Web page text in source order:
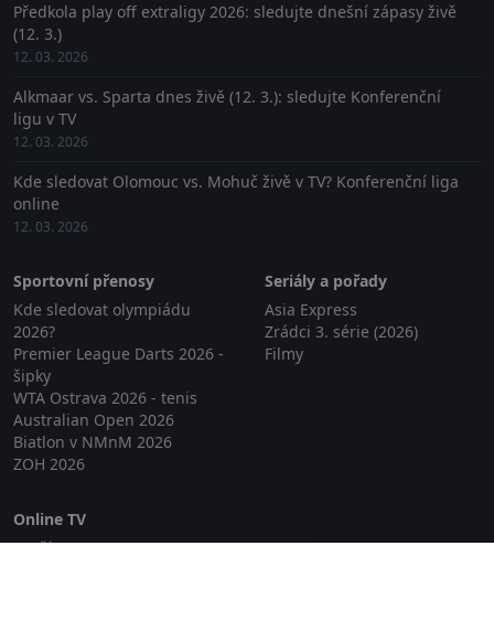
Předkola play off extraligy 2026: sledujte dnešní zápasy živě
(12. 3.)
12. 03. 2026
Alkmaar vs. Sparta dnes živě (12. 3.): sledujte Konferenční
ligu v TV
12. 03. 2026
Kde sledovat Olomouc vs. Mohuč živě v TV? Konferenční liga
online
12. 03. 2026
Sportovní přenosy
Kde sledovat olympiádu
2026?
Premier League Darts 2026 -
šipky
WTA Ostrava 2026 - tenis
Australian Open 2026
Biatlon v NMnM 2026
ZOH 2026
Seriály a pořady
Asia Express
Zrádci 3. série (2026)
Filmy
Online TV
Lepší.TV